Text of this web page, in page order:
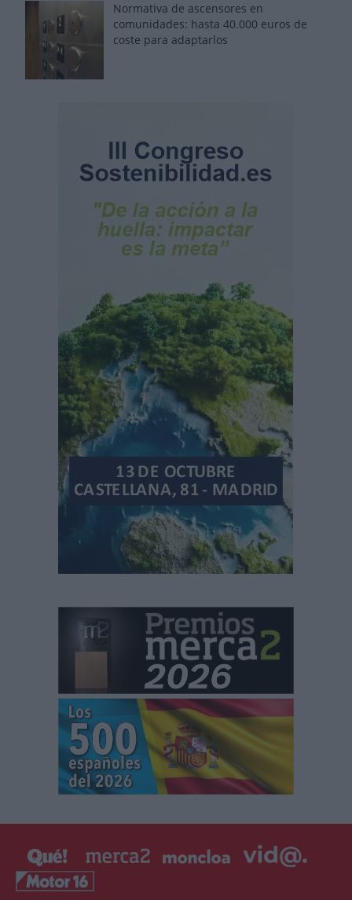
Normativa de ascensores en
comunidades: hasta 40.000 euros de
coste para adaptarlos